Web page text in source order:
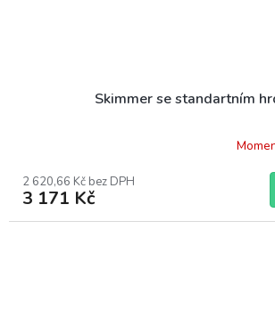
Skimmer se standartním
2 620,66 Kč bez DPH
3 171 Kč